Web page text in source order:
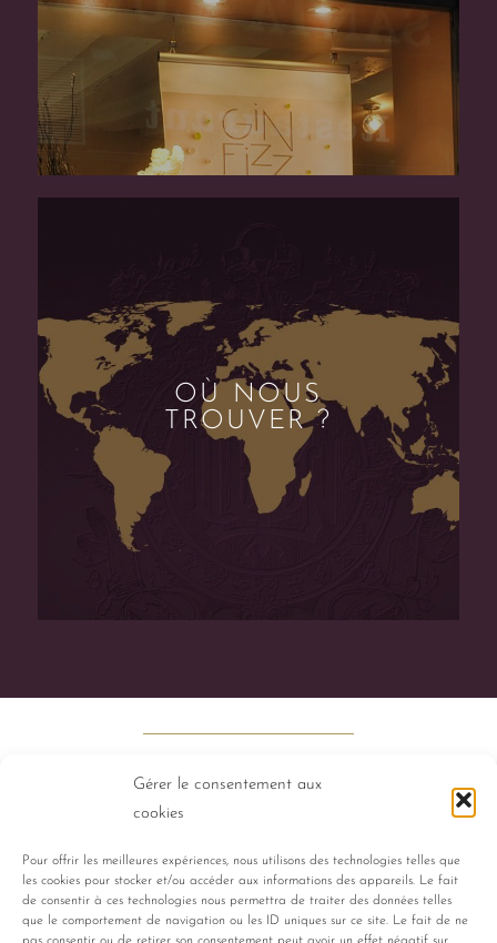
Gérer le consentement aux
cookies
Pour offrir les meilleures expériences, nous utilisons des technologies telles que
les cookies pour stocker et/ou accéder aux informations des appareils. Le fait
de consentir à ces technologies nous permettra de traiter des données telles
que le comportement de navigation ou les ID uniques sur ce site. Le fait de ne
OÙ NOUS
TROUVER ?
PERFUMES HISTORY TALENTS